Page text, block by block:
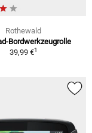
Rothewald
Bordwerkzeugrolle
39,99 €1